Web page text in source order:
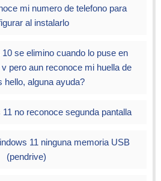
mi numero de telefono para
al instalarlo
se elimino cuando lo puse en
pero aun reconoce mi huella de
hello, alguna ayuda?
no reconoce segunda pantalla
11 ninguna memoria USB
(pendrive)